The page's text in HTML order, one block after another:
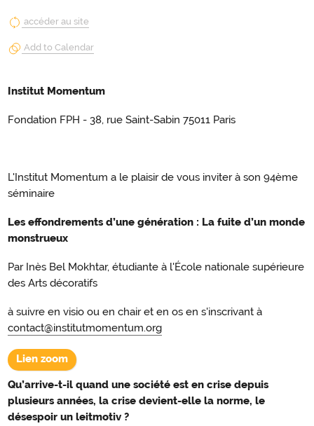
accéder au site
Add to Calendar
Institut Momentum
Fondation FPH - 38, rue Saint-Sabin 75011 Paris
L'Institut Momentum a le plaisir de vous inviter à son 94ème
séminaire
Les effondrements d’une génération : La fuite d’un monde
monstrueux
Par Inès Bel Mokhtar, étudiante à l'École nationale supérieure
des Arts décoratifs
à suivre en visio ou en chair et en os en s'inscrivant à
contact@institutmomentum.org
Lien zoom
Qu’arrive-t-il quand une société est en crise depuis
plusieurs années, la crise devient-elle la norme, le
désespoir un leitmotiv ?